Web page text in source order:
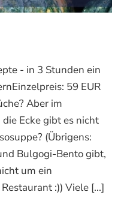
- in 3 Stunden ein
59 EUR
Aber im
Ecke gibt es nicht
(Übrigens:
Bulgogi-Bento gibt,
um ein
:)) Viele [...]